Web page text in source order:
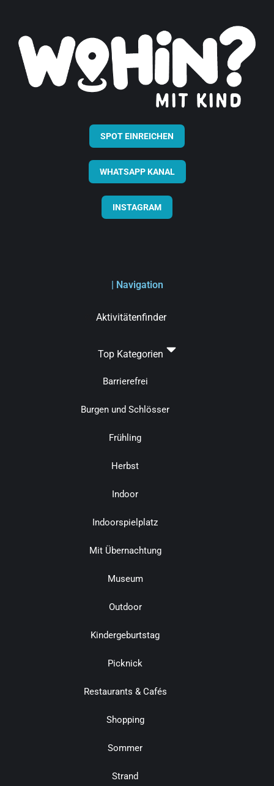
SPOT EINREICHEN
WHATSAPP KANAL
INSTAGRAM
| Navigation
Aktivitätenfinder
Top Kategorien
Barrierefrei
Burgen und Schlösser
Frühling
Herbst
Indoor
Indoorspielplatz
Mit Übernachtung
Museum
Outdoor
Kindergeburtstag
Picknick
Restaurants & Cafés
Shopping
Sommer
Strand